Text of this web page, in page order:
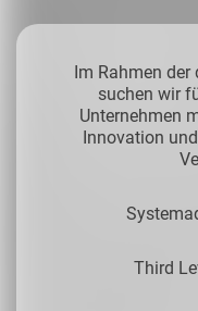
Im Rahmen
suchen wir
Unternehmen
Innovation
Third